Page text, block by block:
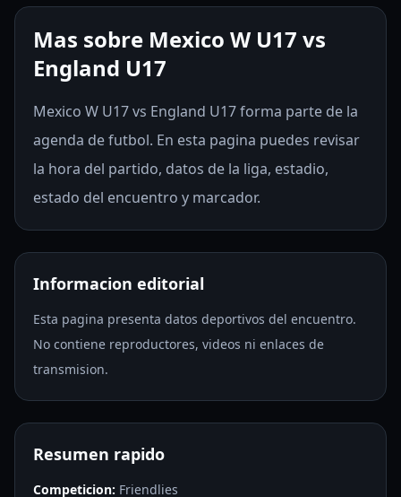
Mas sobre Mexico W U17 vs
England U17
Mexico W U17 vs England U17 forma parte de la
agenda de futbol. En esta pagina puedes revisar
la hora del partido, datos de la liga, estadio,
estado del encuentro y marcador.
Informacion editorial
Esta pagina presenta datos deportivos del encuentro.
No contiene reproductores, videos ni enlaces de
transmision.
Resumen rapido
Competicion: Friendlies